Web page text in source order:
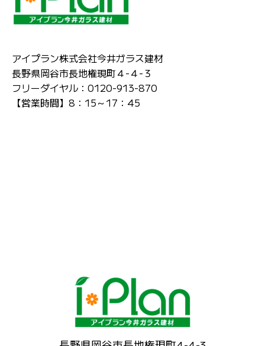
アイプラン株式会社今井ガラス建材
長野県岡谷市長地権現町４-４-３
フリーダイヤル：0120-913-870
【営業時間】8：15～17：45